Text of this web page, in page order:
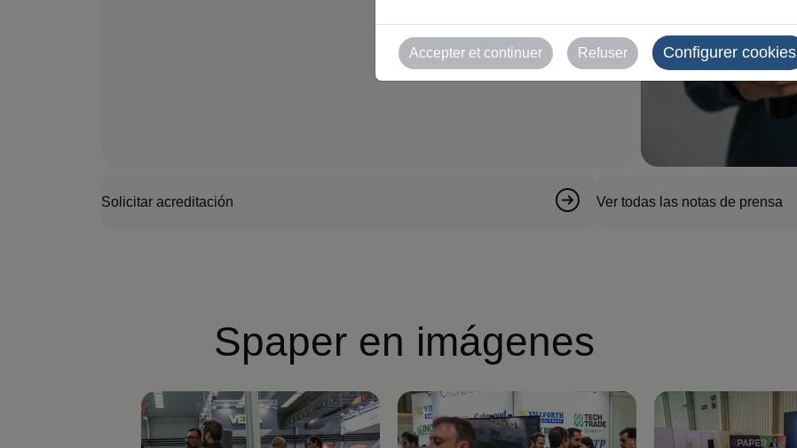
Solicitar acreditación Ver todas las notas de prensa
Spaper en imágenes
Imagen Imagen Imagen
Accepter et continuer Refuser Configurer cookies